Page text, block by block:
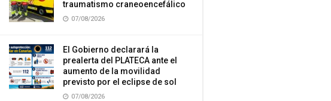
traumatismo craneoencefálico
07/08/2026
El Gobierno declarará la
prealerta del PLATECA ante el
aumento de la movilidad
previsto por el eclipse de sol
07/08/2026